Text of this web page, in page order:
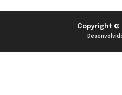
Copyright ©